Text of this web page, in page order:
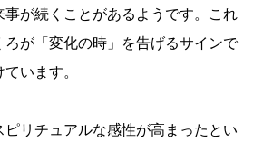
事が続くことがあるようです。これ
ろが「変化の時」を告げるサインで
います。
リチュアルな感性が高まったとい